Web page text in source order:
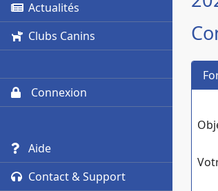
Actualités
Clubs Canins
Connexion
Aide
Contact & Support